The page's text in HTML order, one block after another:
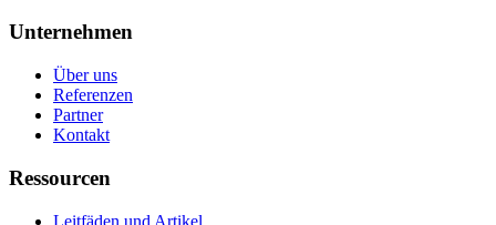
Unternehmen
Über uns
Referenzen
Partner
Kontakt
Ressourcen
Leitfäden und Artikel